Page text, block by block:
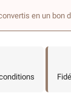
en un bon